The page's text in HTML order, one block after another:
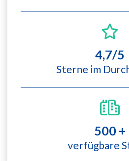
4,7/5
Sterne im
500 +
verfügbare